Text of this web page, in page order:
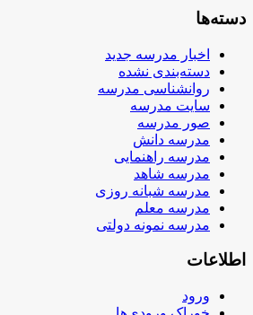
دسته‌ها
اخبار مدرسه جدید
دسته‌بندی نشده
روانشناسی مدرسه
سایت مدرسه
صور مدرسه
مدرسه دانش
مدرسه راهنمایی
مدرسه شاهد
مدرسه شبانه روزی
مدرسه معلم
مدرسه نمونه دولتی
اطلاعات
ورود